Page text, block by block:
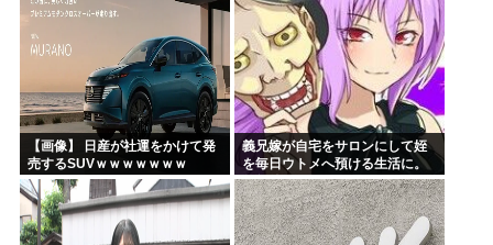
【画像】 日産が社運をかけて発
売するSUVｗｗｗｗｗｗｗ
義兄嫁が自宅をサロンにして姪
を毎日ウトメへ預ける生活に。
数年後、そのツケが一気に回っ
てきて…